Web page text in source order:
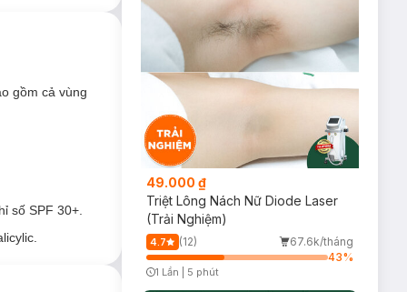
gồm cả vùng
số SPF 30+.
49.000 ₫
Triệt Lông Nách Nữ Diode Laser
(Trải Nghiệm)
4.7 (12)
67.6k/tháng
43%
1 Lần 5 phút